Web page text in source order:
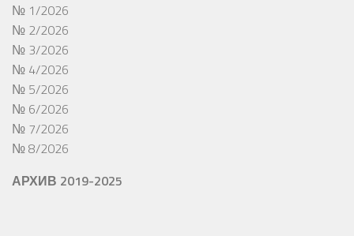
№ 1/2026
№ 2/2026
№ 3/2026
№ 4/2026
№ 5/2026
№ 6/2026
№ 7/2026
№ 8/2026
АРХИВ 2019-2025